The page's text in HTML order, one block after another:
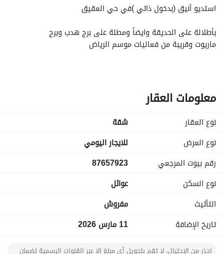
استديو أنيق (بدخول ذاتي )في حي العقيق
بأطلالة على الحديقة وايضاً ومطلة على برج هدب وبرج
ماريوت وقريبة من فعاليات موسم الرياض
. سرير ماستر
. تلفزيون
. شامبو جل استحمام صابون فوط استخدام واحد سليبر
يوجد قهوة مختصة بنفس العمارة
الموقع
مستشفى دلة5k
معلومات العقار
نوع العقار
شقة
نوع العرض
للايجار اليومي
رقم بيوت المرجعي
87657923
نوع السكن
عوائل
التأثيث
مفروش
تاريخ الإضافة
11 مارس 2026
احذر من الإحتيال، لا تقم بتحويل أي مبلغ إلا عبر القنوات الرسمية لضمان